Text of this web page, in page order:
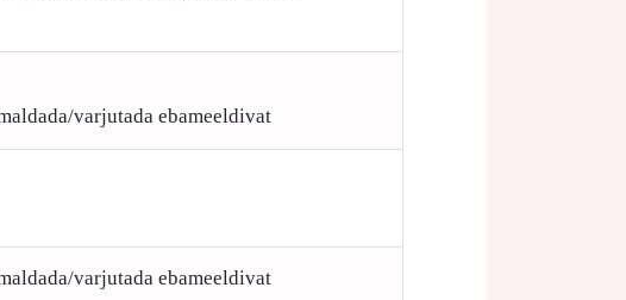
varjutada ebameeldivat
varjutada ebameeldivat